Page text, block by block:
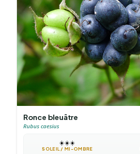
Ronce bleuâtre
Rubus caesius
☀️☀️☀️
SOLEIL / MI-OMBRE